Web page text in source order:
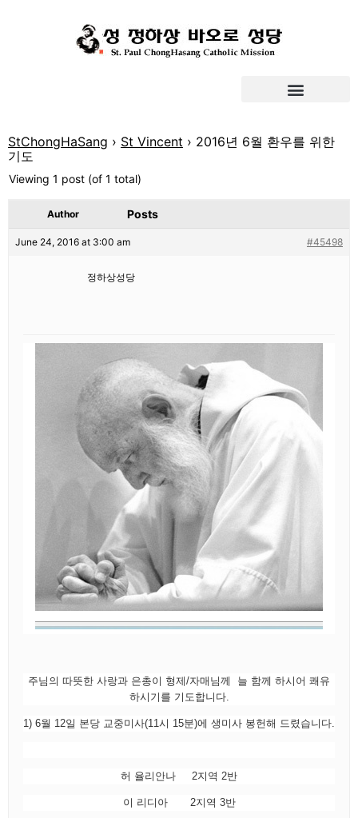
StChongHaSang › St Vincent › 2016년 6월 환우를 위한
기도
Viewing 1 post (of 1 total)
Author Posts
June 24, 2016 at 3:00 am #45498
정하상성당
주님의 따뜻한 사랑과 은총이 형제/자매님께 늘 함께 하시어 쾌유
하시기를 기도합니다.
1) 6월 12일 본당 교중미사(11시 15분)에 생미사 봉헌해 드렸습니다.
허 율리안나 2지역 2반
이 리디아 2지역 3반